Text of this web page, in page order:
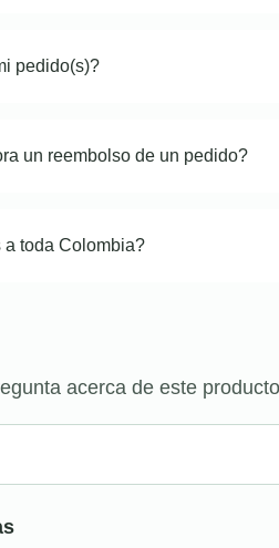
pedido(s)?
un reembolso de un pedido?
toda Colombia?
acerca de este